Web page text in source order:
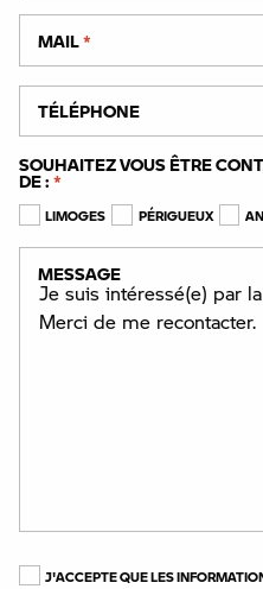
MAIL*
TÉLÉPHONE
SOUHAITEZ VOUS ÊTRE
DE : *
LIMOGES PÉRIGUEUX
MESSAGE
J'ACCEPTE QUE LES